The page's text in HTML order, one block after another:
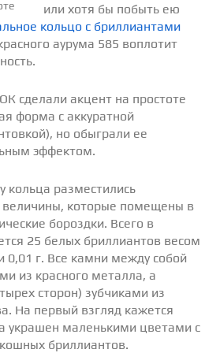
или хотя бы побыть ею
кольцо с бриллиантами
аурума 585 воплотит
сделали акцент на простоте
форма с аккуратной
но обыграли ее
эффектом.
кольца разместились
величины, которые помещены в
бороздки. Всего в
25 белых бриллиантов весом
0,01 г. Все камни между собой
из красного металла, а
сторон) зубчиками из
На первый взгляд кажется
украшен маленькими цветами с
бриллиантов.